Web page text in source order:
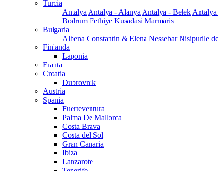
Turcia
Antalya Antalya - Alanya Antalya - Belek
Bodrum Fethiye Kusadasi Marmaris
Bulgaria
Albena Constantin & Elena Nessebar Nisipurile
Finlanda
Laponia
Franta
Croatia
Dubrovnik
Austria
Spania
Fuerteventura
Palma De Mallorca
Costa Brava
Costa del Sol
Gran Canaria
Ibiza
Lanzarote